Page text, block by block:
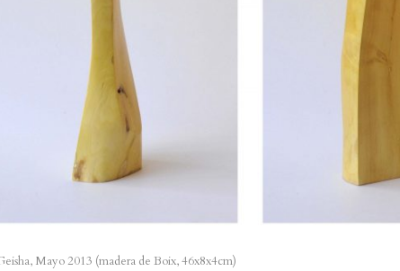
Mayo 2013 (madera de Boix, 46x8x4cm)